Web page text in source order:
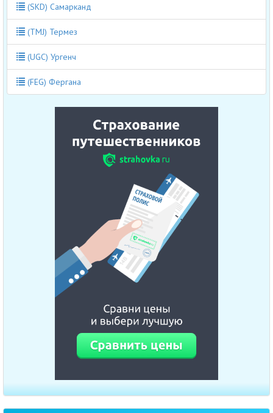
(SKD) Самарканд
(TMJ) Термез
(UGC) Ургенч
(FEG) Фергана